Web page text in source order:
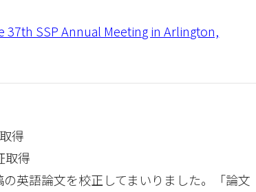
37th SSP Annual Meeting in Arlington,
得
取得
英語論文を校正してまいりました。「論文